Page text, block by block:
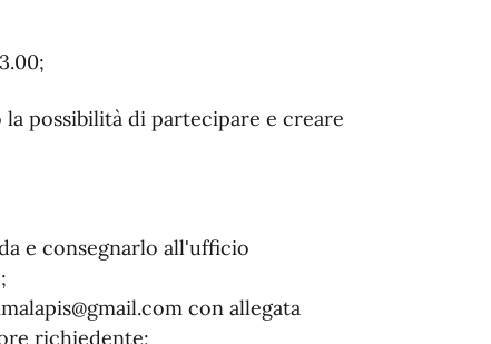
possibilità di partecipare e creare
e consegnarlo all'ufficio
con allegata
richiedente;